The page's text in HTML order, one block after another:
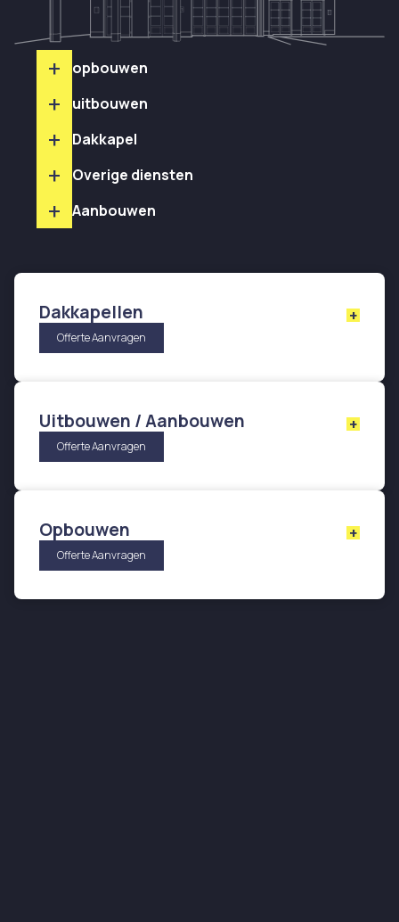
+ opbouwen
+ uitbouwen
+ Dakkapel
+ Overige diensten
+ Aanbouwen
Dakkapellen +
Een dakkapel zorgt voor extra licht en ruimte in je
woning. Wij begeleiden je bij het aanvragen van de
Offerte Aanvragen
Uitbouwen / Aanbouwen +
Met een uitbouw of aanbouw vergroot je je
woonruimte aanzienlijk. Wij regelen het
Offerte Aanvragen
Opbouwen +
Een opbouw biedt de mogelijkheid om je woning
verticaal uit te breiden. Wij zorgen voor de
van een extra verdieping en meer wooncomfort.
Offerte Aanvragen